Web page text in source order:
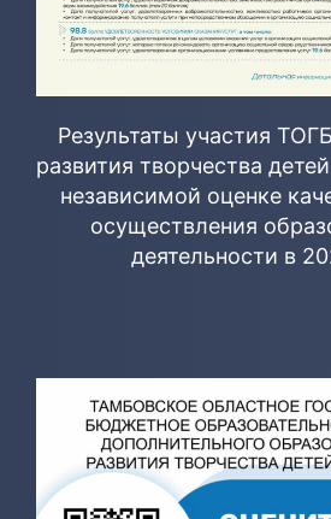
Результаты участия
развития творчества
независимой оценке
осуществления
деятельности в